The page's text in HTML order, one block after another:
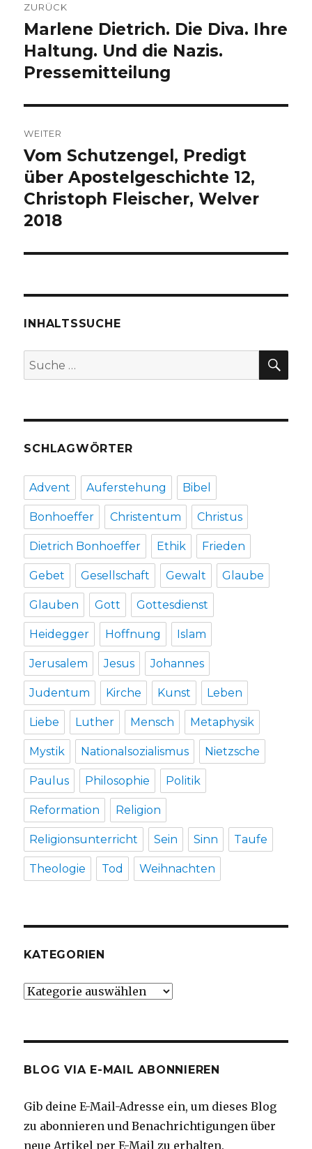
ZURÜCK
Vorheriger
Beitrag:
Marlene Dietrich. Die Diva. Ihre
Haltung. Und die Nazis.
Pressemitteilung
WEITER
Nächster
Beitrag:
Vom Schutzengel, Predigt
über Apostelgeschichte 12,
Christoph Fleischer, Welver
2018
INHALTSSUCHE
Suche
nach:
SCHLAGWÖRTER
Advent Auferstehung Bibel
Bonhoeffer Christentum Christus
Dietrich Bonhoeffer Ethik Frieden
Gebet Gesellschaft Gewalt Glaube
Glauben Gott Gottesdienst
Heidegger Hoffnung Islam
Jerusalem Jesus Johannes
Judentum Kirche Kunst Leben
Liebe Luther Mensch Metaphysik
Mystik Nationalsozialismus Nietzsche
Paulus Philosophie Politik
Reformation Religion
Religionsunterricht Sein Sinn Taufe
Theologie Tod Weihnachten
KATEGORIEN
Kategorien
BLOG VIA E-MAIL ABONNIEREN
Gib deine E-Mail-Adresse ein, um dieses Blog
zu abonnieren und Benachrichtigungen über
neue Artikel per E-Mail zu erhalten.